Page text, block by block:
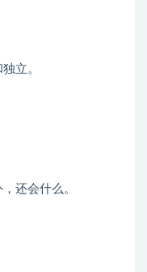
立。
还会什么。